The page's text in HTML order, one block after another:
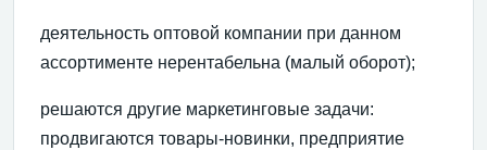
деятельность оптовой компании при данном
ассортименте нерентабельна (малый оборот);
решаются другие маркетинговые задачи:
продвигаются товары-новинки, предприятие